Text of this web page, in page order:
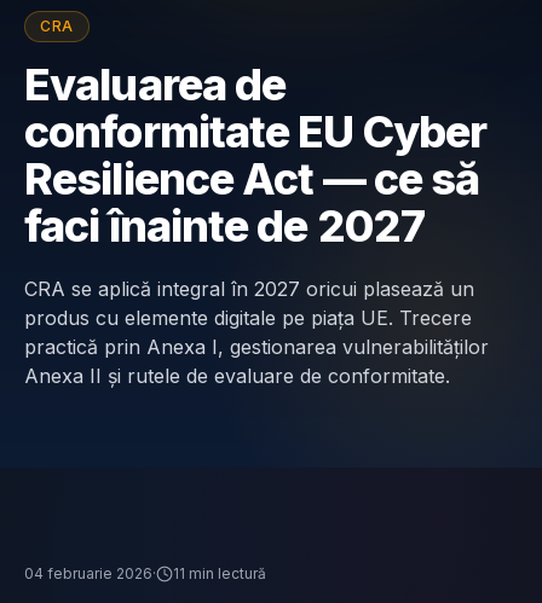
Conformitate
Centraleyezer
Resurse
Despre noi
Contact
SCHIMBĂ
🇬🇧English 🇷🇴Română 🇺🇦Українська
CRA
Evaluarea de
conformitate EU Cyber
Resilience Act — ce să
faci înainte de 2027
CRA se aplică integral în 2027 oricui plasează un
produs cu elemente digitale pe piața UE. Trecere
practică prin Anexa I, gestionarea vulnerabilităților
Anexa II și rutele de evaluare de conformitate.
04 februarie 2026· 11 min lectură